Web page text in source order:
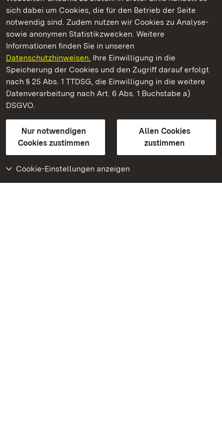
sich dabei um Cookies, die für den Betrieb der Seite
notwendig sind. Zudem nutzen wir Cookies zu Analyse-
sowie anonymen Statistikzwecken. Weitere
Informationen finden Sie in unseren
Datenschutzhinweisen. Ihre Einwilligung in die
Speicherung der Cookies und den Zugriff darauf erfolgt
nach § 25 Abs. 1 TTDSG, die Einwilligung in die weitere
Datenverarbeitung nach Art. 6 Abs. 1 Buchstabe a)
DSGVO.
Nur notwendigen
Cookies zustimmen
Allen Cookies
zustimmen
Cookie-Einstellungen anzeigen
Residenzschloss Ludwigsburg
Staatliche Schlösser und Gärten Baden-Württemberg
Kontakt
GebärdenspracheLeichte Sprache
Erklärung zur Barrierefreiheit
BITV-konform (geprüfte Seiten)
Weiteres